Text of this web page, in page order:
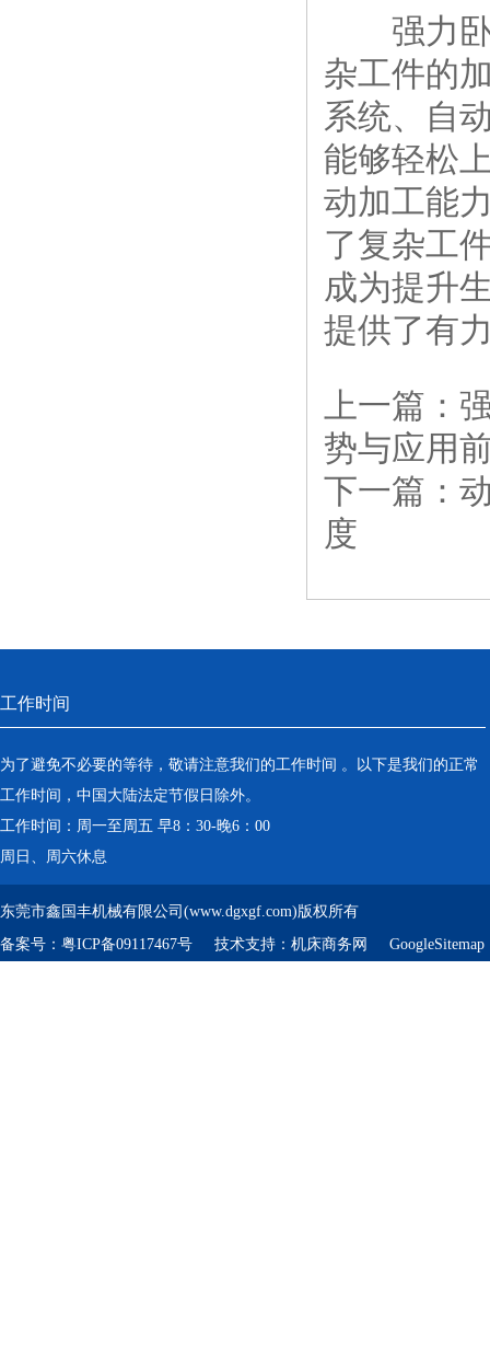
强力卧
杂工件的
系统、自
能够轻松
动加工能
了复杂工
成为提升
提供了有
上一篇：
势与应用
下一篇：
度
工作时间
为了避免不必要的等待，敬请注意我们的工作时间 。以下是我们的正常
工作时间，中国大陆法定节假日除外。
工作时间：周一至周五 早8：30-晚6：00
周日、周六休息
东莞市鑫国丰机械有限公司(www.dgxgf.com)版权所有
备案号： 粤ICP备09117467号 技术支持： 机床商务网 GoogleSitemap